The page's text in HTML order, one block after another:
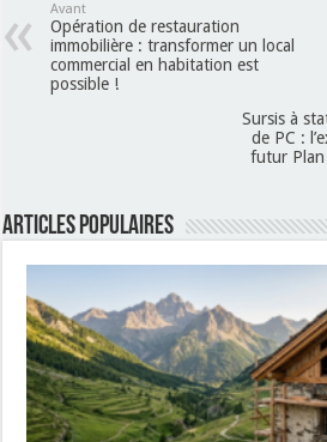
Avant
Opération de restauration
immobilière : transformer un local
commercial en habitation est
possible !
Sursis à
de PC :
futur Plan
Articles populaires